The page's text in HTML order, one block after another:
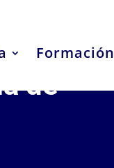
Formación
de